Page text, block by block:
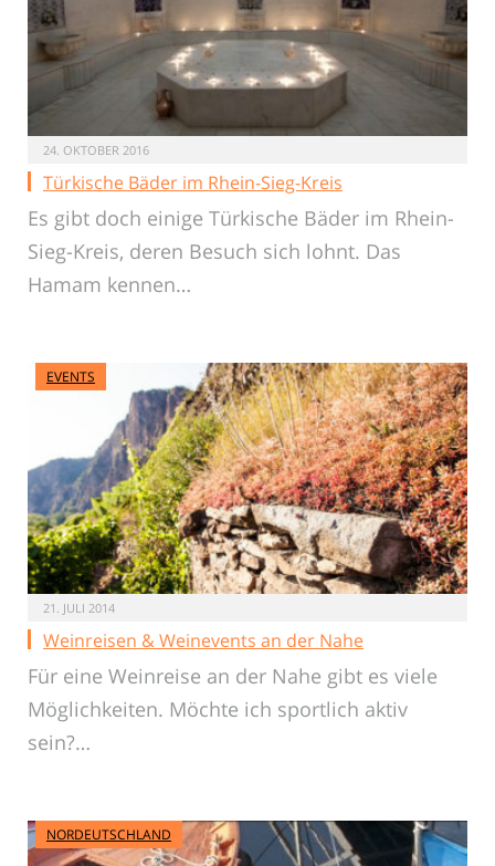
24. OKTOBER 2016
Türkische Bäder im Rhein-Sieg-Kreis
Es gibt doch einige Türkische Bäder im Rhein-
Sieg-Kreis, deren Besuch sich lohnt. Das
Hamam kennen…
EVENTS
21. JULI 2014
Weinreisen & Weinevents an der Nahe
Für eine Weinreise an der Nahe gibt es viele
Möglichkeiten. Möchte ich sportlich aktiv
sein?…
NORDEUTSCHLAND